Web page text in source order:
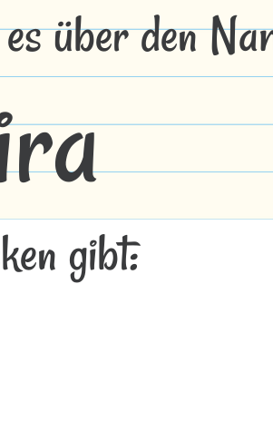
über den
gibt: